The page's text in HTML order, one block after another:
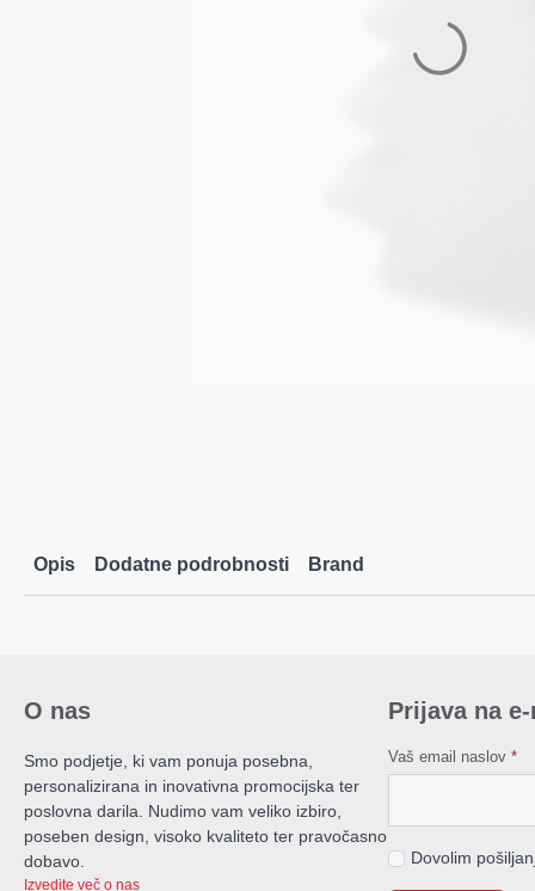
Opis Dodatne podrobnosti Brand
O nas
Smo podjetje, ki vam ponuja posebna,
personalizirana in inovativna promocijska ter
poslovna darila. Nudimo vam veliko izbiro,
poseben design, visoko kvaliteto ter pravočasno
dobavo.
Izvedite več o nas
Prijava na
Vaš email naslov *
Dovolim